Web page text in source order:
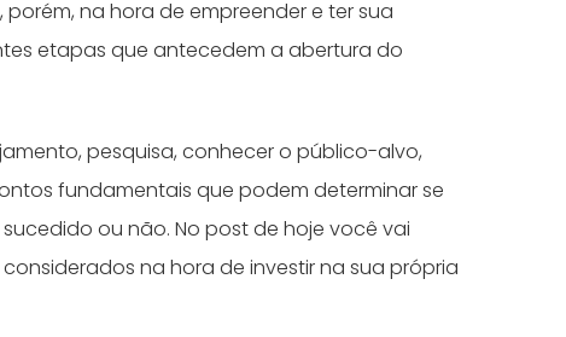
, porém, na hora de empreender e ter sua
etapas que antecedem a abertura do
pesquisa, conhecer o público-alvo,
fundamentais que podem determinar se
ou não. No post de hoje você vai
na hora de investir na sua própria